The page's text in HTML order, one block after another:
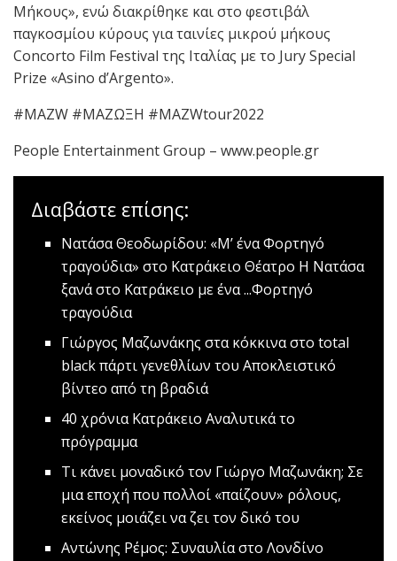
Μήκους», ενώ διακρίθηκε και στο φεστιβάλ
παγκοσμίου κύρους για ταινίες μικρού μήκους
Concorto Film Festival της Ιταλίας με το Jury Special
Prize «Asino d’Argento».
#MAZW #ΜΑΖΩΞΗ #MAZWtour2022
People Entertainment Group – www.people.gr
Διαβάστε επίσης:
Νατάσα Θεοδωρίδου: «Μ’ ένα Φορτηγό
τραγούδια» στο Κατράκειο Θέατρο Η Νατάσα
ξανά στο Κατράκειο με ένα ...Φορτηγό
τραγούδια
Γιώργος Μαζωνάκης στα κόκκινα στο tοtal
black πάρτι γενεθλίων του Αποκλειστικό
βίντεο από τη βραδιά
40 χρόνια Κατράκειο Αναλυτικά το
πρόγραμμα
Τι κάνει μοναδικό τον Γιώργο Μαζωνάκη; Σε
μια εποχή που πολλοί «παίζουν» ρόλους,
εκείνος μοιάζει να ζει τον δικό του
Aντώνης Ρέμος: Συναυλία στο Λονδίνο